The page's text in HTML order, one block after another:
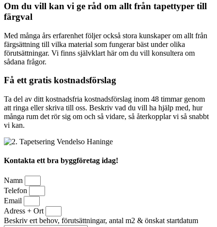
Om du vill kan vi ge råd om allt från tapettyper till
färgval
Med många års erfarenhet följer också stora kunskaper om allt från
färgsättning till vilka material som fungerar bäst under olika
förutsättningar. Vi finns självklart här om du vill konsultera om
sådana frågor.
Få ett gratis kostnadsförslag
Ta del av ditt kostnadsfria kostnadsförslag inom 48 timmar genom
att ringa eller skriva till oss. Beskriv vad du vill ha hjälp med, hur
många rum det rör sig om och så vidare, så återkopplar vi så snabbt
vi kan.
Kontakta ett bra byggföretag idag!
Namn
Telefon
Email
Adress + Ort
Beskriv ert behov, förutsättningar, antal m2 & önskat startdatum